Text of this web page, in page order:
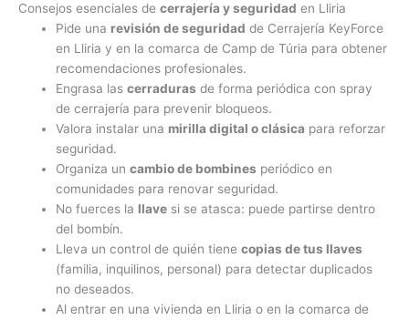
Consejos esenciales de cerrajería y seguridad en Lliria
Pide una revisión de seguridad de Cerrajería KeyForce
en Lliria y en la comarca de Camp de Túria para obtener
recomendaciones profesionales.
Engrasa lascerraduras de forma periódica con spray
de cerrajería para prevenir bloqueos.
Valora instalar una mirilla digital o clásica para reforzar
seguridad.
Organiza uncambio de bombines periódico en
comunidades para renovar seguridad.
No fuerces la llave si se atasca: puede partirse dentro
del bombín.
Lleva un control de quién tienecopias de tus llaves
(familia, inquilinos, personal) para detectar duplicados
no deseados.
Al entrar en una vivienda en Lliria o en la comarca de